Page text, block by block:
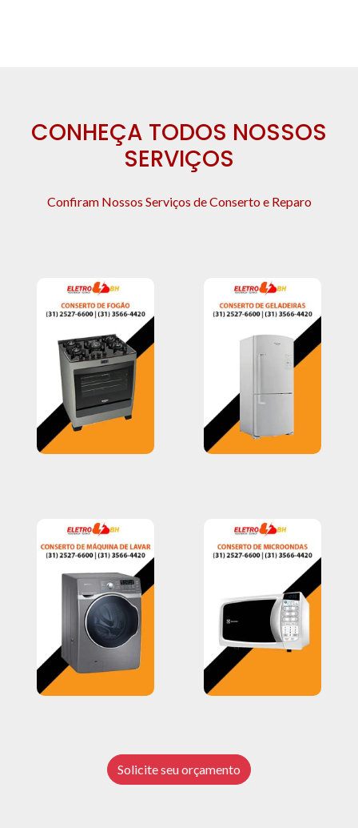
CONHEÇA TODOS NOSSOS
SERVIÇOS
Confiram Nossos Serviços de Conserto e Reparo
Solicite seu orçamento